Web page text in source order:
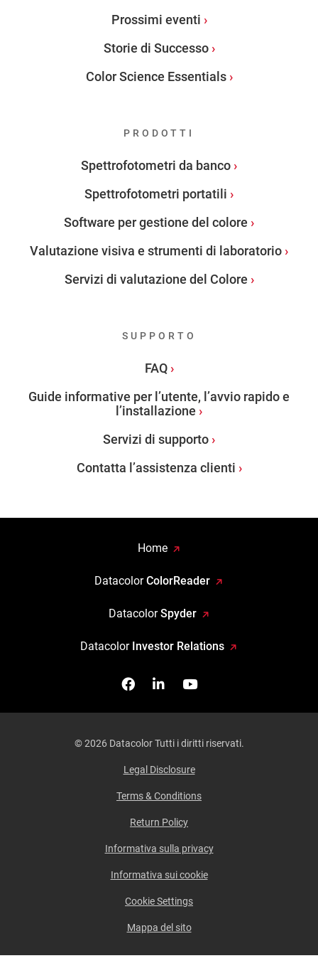
Prossimi eventi
Storie di Successo
Color Science Essentials
PRODOTTI
Spettrofotometri da banco
Spettrofotometri portatili
Software per gestione del colore
Valutazione visiva e strumenti di laboratorio
Servizi di valutazione del Colore
SUPPORTO
FAQ
Guide informative per l’utente, l’avvio rapido e
l’installazione
Servizi di supporto
Contatta l’assistenza clienti
Home
DatacolorColorReader
DatacolorSpyder
Datacolor Investor Relations
FacebookSeguici su Linkedin
Guardaci su
© 2026 Datacolor Tutti i diritti riservati.
Legal Disclosure
Terms & Conditions
Return Policy
Informativa sulla privacy
Informativa sui cookie
Cookie Settings
Mappa del sito